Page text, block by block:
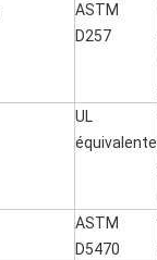
ASTM
D257
UL
équivalente
ASTM
D5470